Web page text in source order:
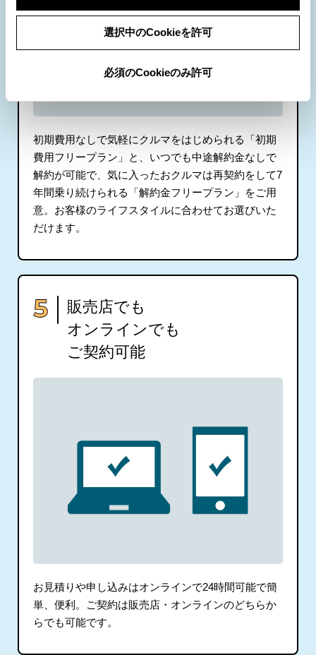
選択中のCookieを許可
必須のCookieのみ許可
初期費用なしで気軽にクルマをはじめられる「初期
費用フリープラン」と、いつでも中途解約金なしで
解約が可能で、気に入ったおクルマは再契約をして7
年間乗り続けられる「解約金フリープラン」をご用
意。お客様のライフスタイルに合わせてお選びいた
だけます。
販売店でも
オンラインでも
ご契約可能
お見積りや申し込みはオンラインで24時間可能で簡
単、便利。ご契約は販売店・オンラインのどちらか
らでも可能です。